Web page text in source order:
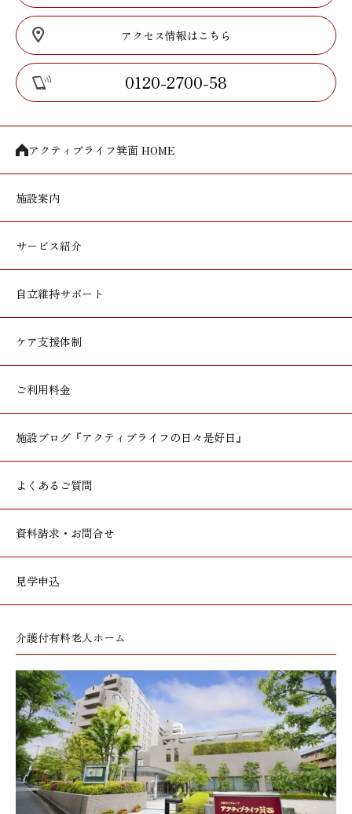
アクセス情報はこちら
0120-2700-58
アクティブライフ箕面 HOME
施設案内
サービス紹介
自立維持サポート
ケア支援体制
ご利用料金
施設ブログ 『アクティブライフの日々是好日』
よくあるご質問
資料請求・お問合せ
見学申込
介護付有料老人ホーム